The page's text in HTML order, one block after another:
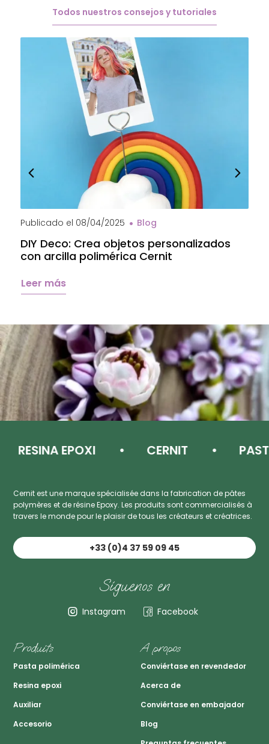
Todos nuestros consejos y tutoriales
Publicado el 08/04/2025 Blog
DIY Deco: Crea objetos personalizados
con arcilla polimérica Cernit
Leer más
RESINA EPOXI CERNIT
Cernit est une marque spécialisée dans la fabrication de pâtes
polymères et de résine Epoxy. Les produits sont commercialisés à
travers le monde pour le plaisir de tous les créateurs et créatrices.
+33 (0)4 37 59 09 45
Síguenos en
Instagram Facebook
Produits
Pasta polimérica
Resina epoxi
Auxiliar
Accesorio
A propos
Conviértase en revendedor
Acerca de
Conviértase en embajador
Blog